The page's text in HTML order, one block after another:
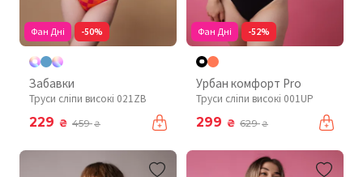
Фан Дні -50%
Забавки
Труси сліпи високі 021ZB
229 ₴ 459₴
Фан Дні -52%
Урбан комфорт Pro
Труси сліпи високі 001UP
299 ₴ 629₴